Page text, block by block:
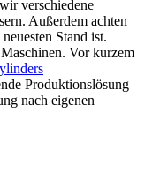
verschiedene
Außerdem achten
Stand ist.
Vor kurzem
Produktionslösung
nach eigenen